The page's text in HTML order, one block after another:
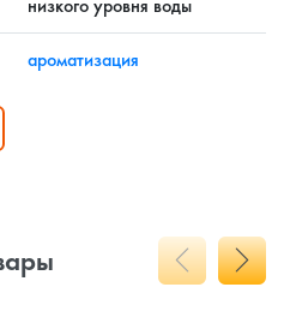
ароматизация